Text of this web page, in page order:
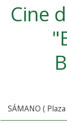
Cine de Verano
SÁMANO (